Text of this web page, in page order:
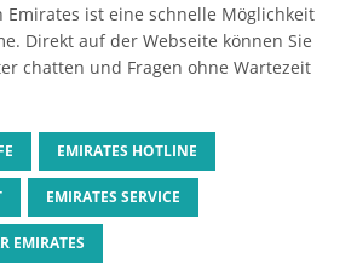
Emirates ist eine schnelle Möglichkeit
Direkt auf der Webseite können Sie
chatten und Fragen ohne Wartezeit
EMIRATES HOTLINE
EMIRATES SERVICE
EMIRATES